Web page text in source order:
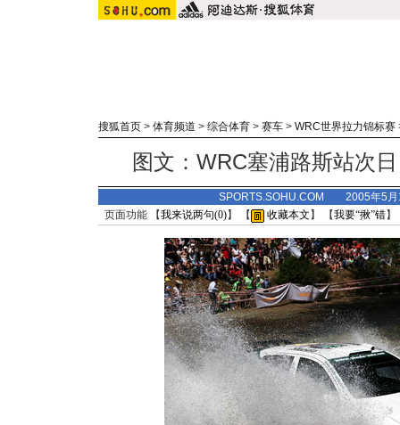
搜狐首页 > 体育频道 > 综合体育 > 赛车 > WRC世界拉力锦标赛
图文：WRC塞浦路斯站次
SPORTS.SOHU.COM 2005年5
页面功能 【我来说两句(0)】 【 收藏本文 】 【我要“揪”错】